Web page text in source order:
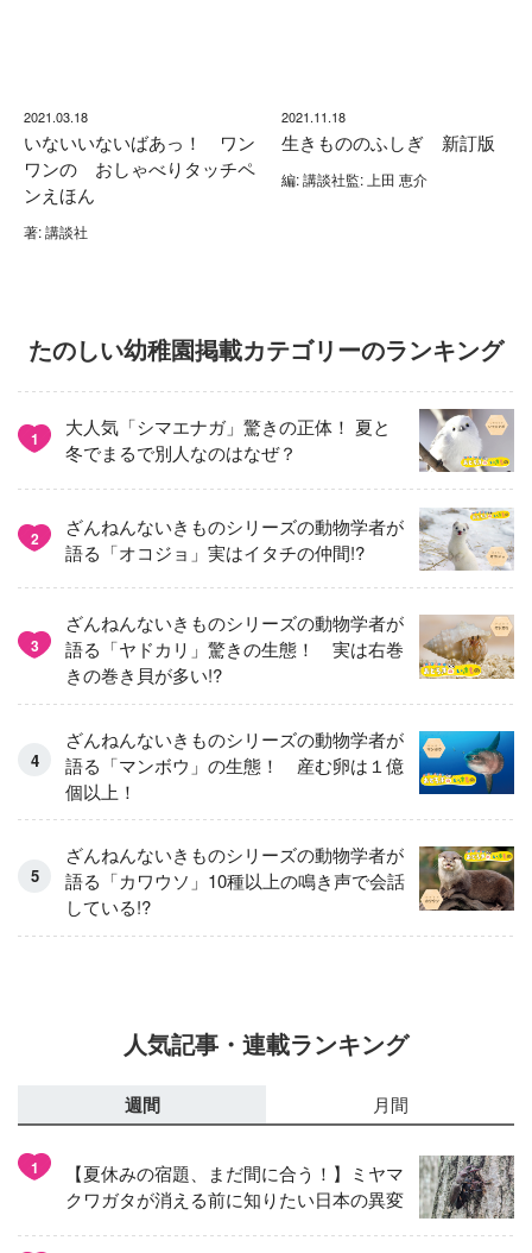
2021.03.18
いないいないばあっ！ ワン
ワンの おしゃべりタッチペ
ンえほん
著: 講談社
2021.11.18
生きもののふしぎ 新訂版
編: 講談社監: 上田 恵介
たのしい幼稚園掲載カテゴリーのランキング
1
大人気「シマエナガ」驚きの正体！ 夏と
冬でまるで別人なのはなぜ？
2
ざんねんないきものシリーズの動物学者が
語る「オコジョ」実はイタチの仲間!?
3
ざんねんないきものシリーズの動物学者が
語る「ヤドカリ」驚きの生態！ 実は右巻
きの巻き貝が多い!?
ざんねんないきものシリーズの動物学者が
語る「マンボウ」の生態！ 産む卵は１億
個以上！
ざんねんないきものシリーズの動物学者が
語る「カワウソ」10種以上の鳴き声で会話
している!?
人気記事・連載ランキング
週間 月間
1
【夏休みの宿題、まだ間に合う！】ミヤマ
クワガタが消える前に知りたい日本の異変